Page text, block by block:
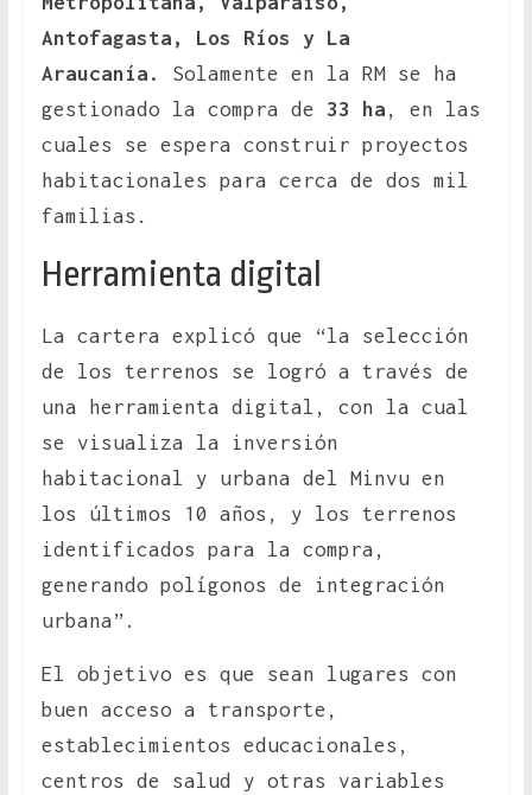
Antofagasta, Los Ríos y La
Araucanía.
Solamente en la RM se ha
gestionado la compra de 33 ha , en las
cuales se espera construir proyectos
habitacionales para cerca de dos mil
familias.
Herramienta digital
La cartera explicó que “la selección
de los terrenos se logró a través de
una herramienta digital, con la cual
se visualiza la inversión
habitacional y urbana del Minvu en
los últimos 10 años, y los terrenos
identificados para la compra,
generando polígonos de integración
urbana”.
El objetivo es que sean lugares con
buen acceso a transporte,
establecimientos educacionales,
centros de salud y otras variables